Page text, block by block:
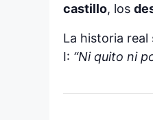
castillo, los
La historia
I: “Ni quito ni